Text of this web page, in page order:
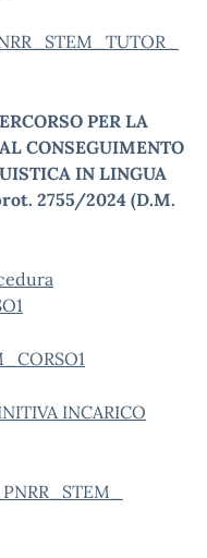
PER LA
CONSEGUIMENTO
IN LINGUA
2755/2024 (D.M.
INCARICO